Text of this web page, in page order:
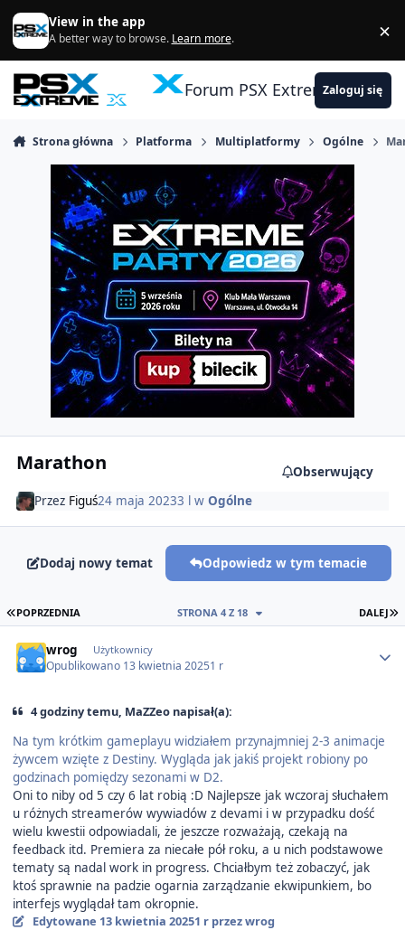
Skocz do zawartości
View in the app
A better way to browse. Learn more. ×
Forum PSX ExtremeZaloguj się
Strona główna Platforma Multiplatformy Ogólne
Marathon
Obserwujący
Przez Figuś24 maja 20233 l w Ogólne
Dodaj nowy temat Odpowiedz w tym temacie
PIERWSZA STRONA
POPRZEDNIA DALEJ
STRONA 4 Z 18
wrog Użytkownicy
Opublikowano 13 kwietnia 20251 r
4 godziny temu, MaZZeo napisał(a):
Na tym krótkim gameplayu widziałem przynajmniej 2-3 animacje
żywcem wzięte z Destiny. Wygląda jak jakiś projekt robiony po
godzinach pomiędzy sezonami w D2.
Oni to niby od 5 czy 6 lat robią :D Najlepsze jak wczoraj słuchałem
u różnych streamerów wywiadów z devami i w przypadku dość
wielu kwestii odpowiadali, że jeszcze rozważają, czekają na
feedback itd. Premiera za niecałe pół roku, a u nich podstawowe
tematy są nadal work in progress. Chciałbym też zobaczyć, jak
ktoś sprawnie na padzie ogarnia zarządzanie ekwipunkiem, bo
interfejs wyglądał tam okropnie.
Edytowane 13 kwietnia 20251 r przez wrog